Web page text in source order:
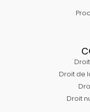
Droit de
Droit